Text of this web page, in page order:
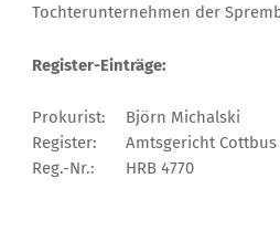
Tochterunternehmen der
Register-Einträge:
Prokurist:
Björn Michalski
Register:
Amtsgericht Cottbus
Reg.-Nr.:
HRB 4770